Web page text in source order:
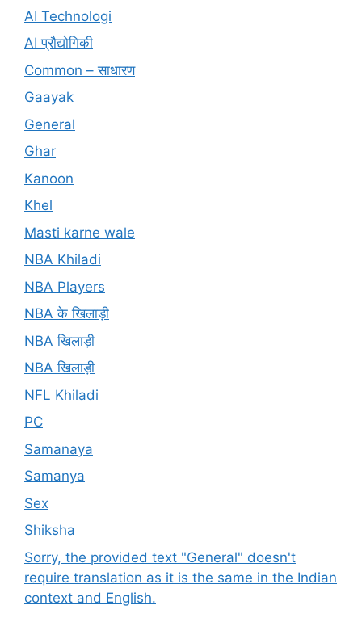
AI Technologi
AI प्रौद्योगिकी
Common – साधारण
Gaayak
General
Ghar
Kanoon
Khel
Masti karne wale
NBA Khiladi
NBA Players
NBA के खिलाड़ी
NBA खिलाड़ी
NBA खिलाड़ी
NFL Khiladi
PC
Samanaya
Samanya
Sex
Shiksha
Sorry, the provided text "General" doesn't
require translation as it is the same in the Indian
context and English.